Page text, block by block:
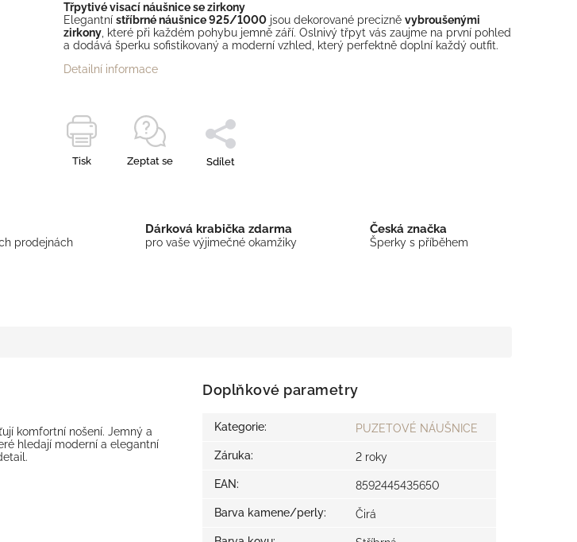
Třpytivé visací náušnice se zirkony
Elegantní stříbrné náušnice 925/1000 jsou dekorované precizně vybroušenými
zirkony , které při každém pohybu jemně září. Oslnivý třpyt vás zaujme na první pohled
a dodává šperku sofistikovaný a moderní vzhled, který perfektně doplní každý outfit.
Detailní informace
Tisk Zeptat se Sdílet
prodejnách
Dárková krabička zdarma
pro vaše výjimečné okamžiky
Česká značka
Šperky s příběhem
komfortní nošení. Jemný a
hledají moderní a elegantní
Doplňkové parametry
Kategorie: PUZETOVÉ NÁUŠNICE
Záruka: 2 roky
EAN: 8592445435650
Barva kamene/perly: Čirá